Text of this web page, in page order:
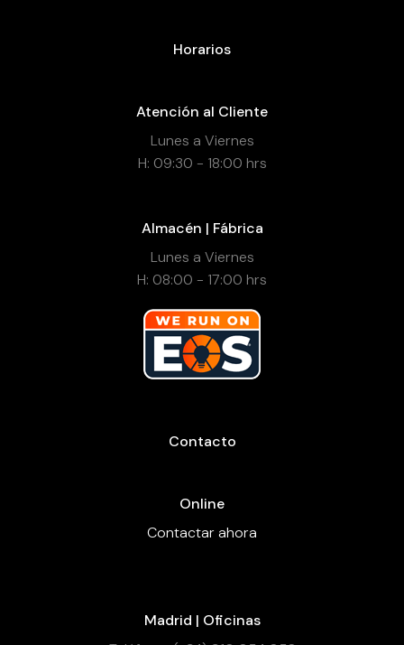
Horarios
Atención al Cliente
Lunes a Viernes
H: 09:30 - 18:00 hrs
Almacén | Fábrica
Lunes a Viernes
H: 08:00 - 17:00 hrs
Contacto
Online
Contactar ahora
Madrid | Oficinas